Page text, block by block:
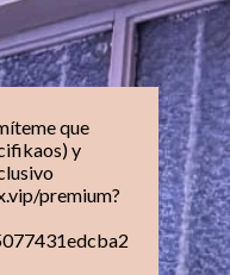
que
y
premium?